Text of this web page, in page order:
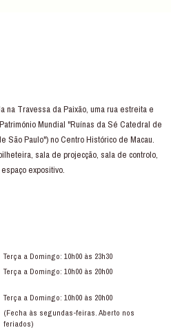
na Travessa da Paixão, uma rua estreita e
Mundial "Ruínas da Sé Catedral de
São Paulo") no Centro Histórico de Macau.
sala de projecção, sala de controlo,
expositivo.
Terça a Domingo: 10h00 às 23h30
Terça a Domingo: 10h00 às 20h00
Terça a Domingo: 10h00 às 20h00
(Fecha às segundas-feiras. Aberto nos
feriados)